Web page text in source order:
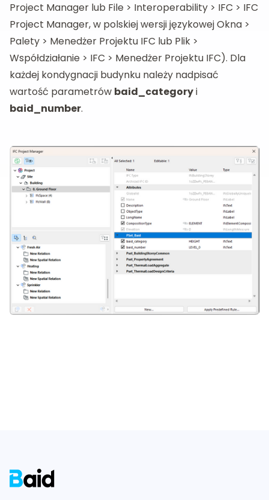
Project Manager lub File > Interoperability > IFC > IFC
Project Manager, w polskiej wersji językowej Okna >
Palety > Menedżer Projektu IFC lub Plik >
Współdziałanie > IFC > Menedżer Projektu IFC). Dla
każdej kondygnacji budynku należy nadpisać
wartość parametrów baid_categoryi
baid_number.